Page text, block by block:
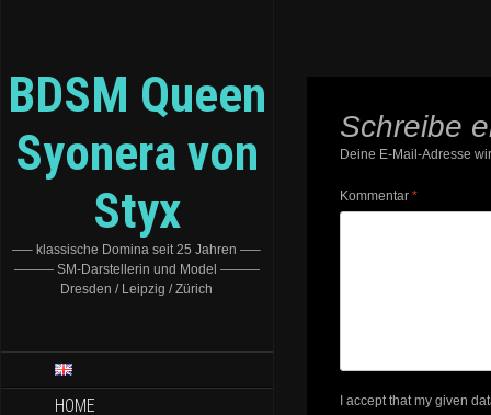
BDSM Queen
Syonera von
Styx
—– klassische Domina seit 25 Jahren —–
——— SM-Darstellerin und Model ———
Dresden / Leipzig / Zürich
HOME
Schreibe
Deine E-Mail-Adresse
Kommentar *
I accept that my given